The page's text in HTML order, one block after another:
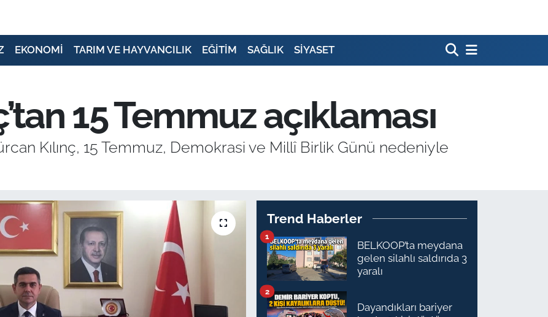
EKONOMİ TARIM VE HAYVANCILIK EĞİTİM SAĞLIK SİYASET
15 Temmuz açıklaması
Kılınç, 15 Temmuz, Demokrasi ve Millî Birlik Günü nedeniyle
Trend Haberler
BELKOOP’ta meydana
gelen silahlı saldırıda 3
yaralı
1
Dayandıkları bariyer
2